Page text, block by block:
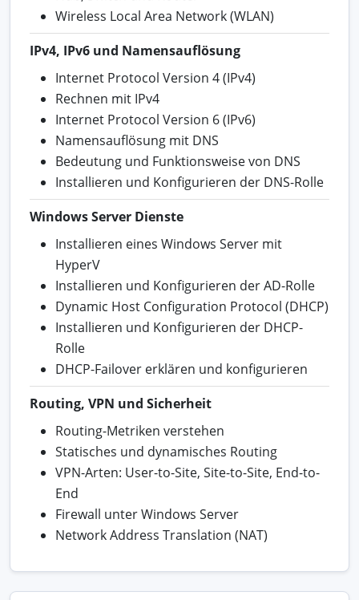
Wireless Local Area Network (WLAN)
IPv4, IPv6 und Namensauflösung
Internet Protocol Version 4 (IPv4)
Rechnen mit IPv4
Internet Protocol Version 6 (IPv6)
Namensauflösung mit DNS
Bedeutung und Funktionsweise von DNS
Installieren und Konfigurieren der DNS-Rolle
Windows Server Dienste
Installieren eines Windows Server mit
HyperV
Installieren und Konfigurieren der AD-Rolle
Dynamic Host Configuration Protocol (DHCP)
Installieren und Konfigurieren der DHCP-
Rolle
DHCP-Failover erklären und konfigurieren
Routing, VPN und Sicherheit
Routing-Metriken verstehen
Statisches und dynamisches Routing
VPN-Arten: User-to-Site, Site-to-Site, End-to-
End
Firewall unter Windows Server
Network Address Translation (NAT)